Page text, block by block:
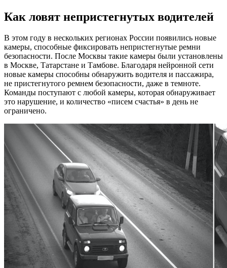
Как ловят непристегнутых водителей
В этом году в нескольких регионах России появились новые
камеры, способные фиксировать непристегнутые ремни
безопасности. После Москвы такие камеры были установлены
в Москве, Татарстане и Тамбове. Благодаря нейронной сети
новые камеры способны обнаружить водителя и пассажира,
не пристегнутого ремнем безопасности, даже в темноте.
Команды поступают с любой камеры, которая обнаруживает
это нарушение, и количество «писем счастья» в день не
ограничено.